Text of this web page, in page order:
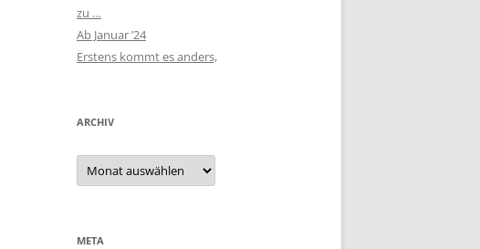
zu …
Ab Januar ’24
Erstens kommt es anders,
ARCHIV
Archiv
META